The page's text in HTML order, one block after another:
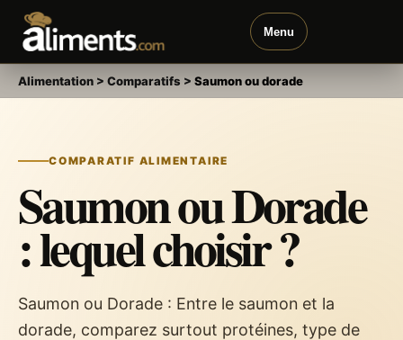
Menu
Alimentation > Comparatifs > Saumon ou dorade
COMPARATIF ALIMENTAIRE
Saumon ou Dorade
: lequel choisir ?
Saumon ou Dorade : Entre le saumon et la
dorade, comparez surtout protéines, type de